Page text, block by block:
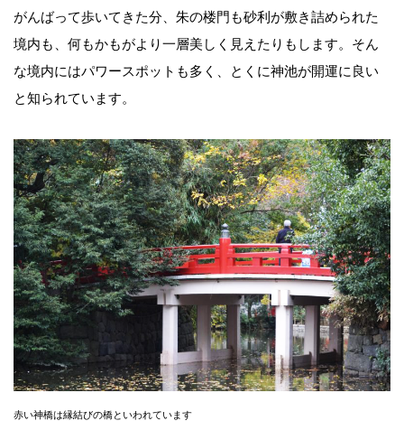
がんばって歩いてきた分、朱の楼門も砂利が敷き詰められた
境内も、何もかもがより一層美しく見えたりもします。そん
な境内にはパワースポットも多く、とくに神池が開運に良い
と知られています。
赤い神橋は縁結びの橋といわれています